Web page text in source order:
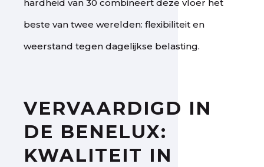
hardheid van 30 combineert deze vloer het
beste van twee werelden: flexibiliteit en
weerstand tegen dagelijkse belasting.
VERVAARDIGD IN
DE BENELUX:
KWALITEIT IN